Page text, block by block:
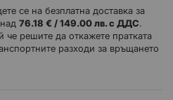
отвора
дебют в света на офроуда с с
която веднага преосмисли
се на безплатна доставка за
76.18 € / 149.00 лв. с ДДС.
че решите да откажете пратката
разходи за връщането